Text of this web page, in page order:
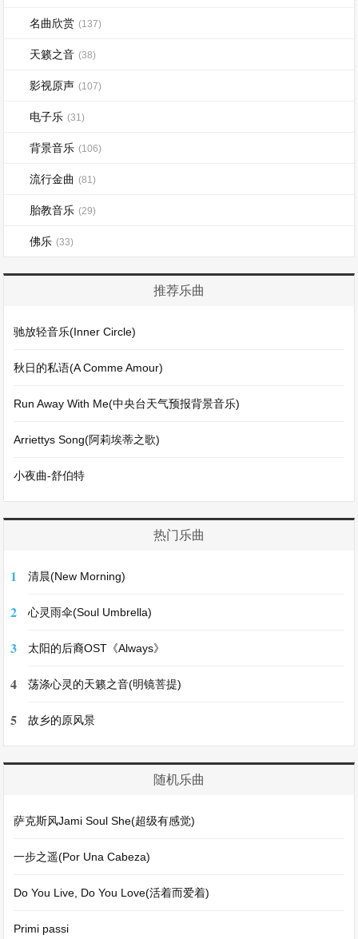
名曲欣赏 (137)
天籁之音 (38)
影视原声 (107)
电子乐 (31)
背景音乐 (106)
流行金曲 (81)
胎教音乐 (29)
佛乐 (33)
推荐乐曲
驰放轻音乐(Inner Circle)
秋日的私语(A Comme Amour)
Run Away With Me(中央台天气预报背景音乐)
Arriettys Song(阿莉埃蒂之歌)
小夜曲-舒伯特
热门乐曲
1 清晨(New Morning)
2 心灵雨伞(Soul Umbrella)
3 太阳的后裔OST《Always》
4 荡涤心灵的天籁之音(明镜菩提)
5 故乡的原风景
随机乐曲
萨克斯风Jami Soul She(超级有感觉)
一步之遥(Por Una Cabeza)
Do You Live, Do You Love(活着而爱着)
Primi passi